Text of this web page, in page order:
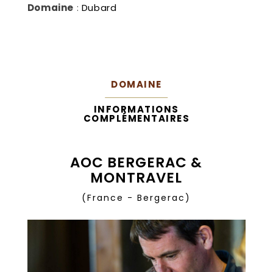
Domaine : Dubard
DOMAINE
INFORMATIONS
COMPLÉMENTAIRES
AOC BERGERAC &
MONTRAVEL
(France - Bergerac)